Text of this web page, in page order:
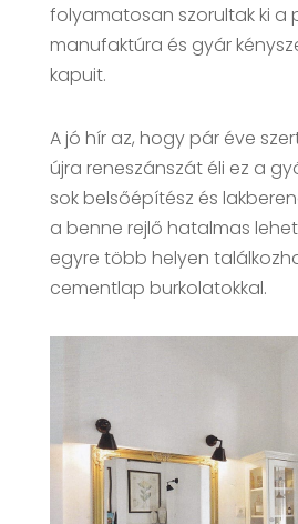
folyamatosan szorultak ki a
manufaktúra és gyár
kapuit.
A jó hír az, hogy pár éve
újra reneszánszát éli ez a
sok belsőépítész és
a benne rejlő hatalmas
egyre több helyen
cementlap burkolatokkal.